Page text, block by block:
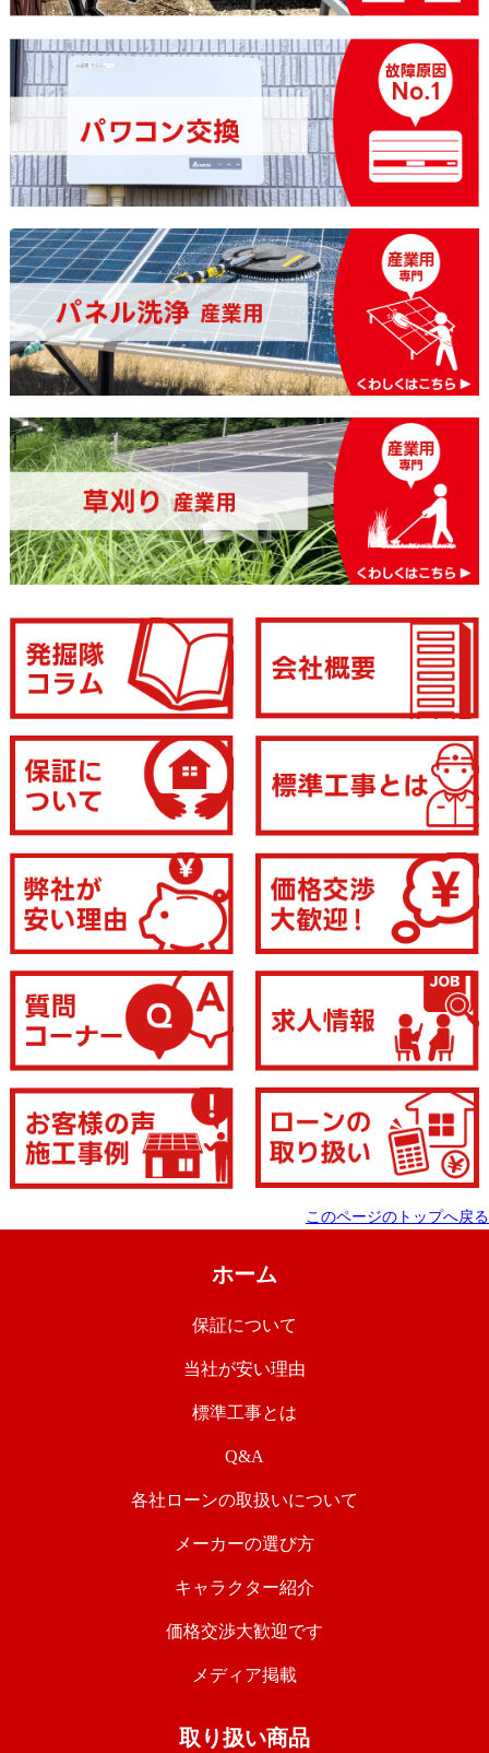
このページのトップへ戻る
ホーム
保証について
当社が安い理由
標準工事とは
Q&A
各社ローンの取扱いについて
メーカーの選び方
キャラクター紹介
価格交渉大歓迎です
メディア掲載
取り扱い商品